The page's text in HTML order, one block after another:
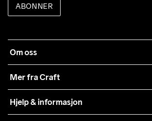
ABONNER
Om oss
Mer fra Craft
Teamwear
Hjelp & informasjon